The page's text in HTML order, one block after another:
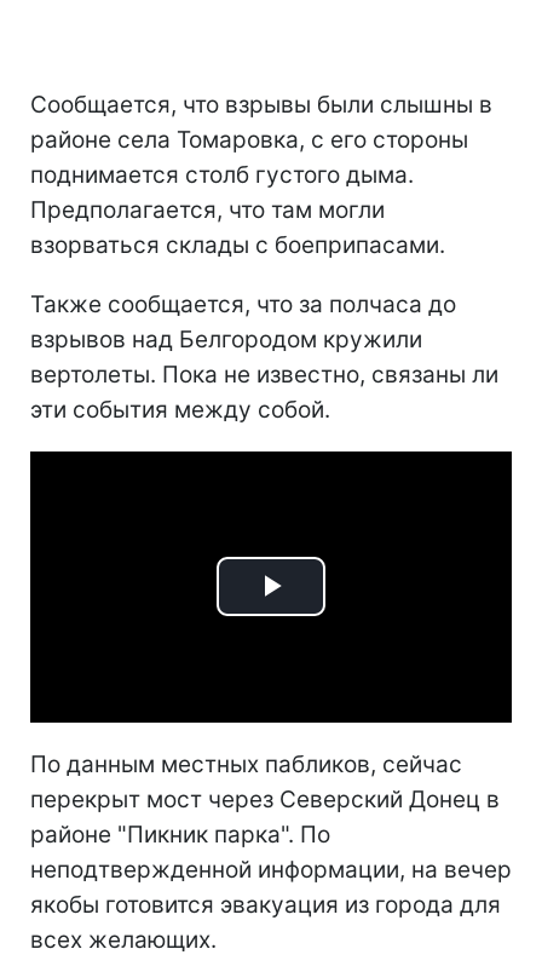
Сообщается, что взрывы были слышны в
районе села Томаровка, с его стороны
поднимается столб густого дыма.
Предполагается, что там могли
взорваться склады с боеприпасами.
Также сообщается, что за полчаса до
взрывов над Белгородом кружили
вертолеты. Пока не известно, связаны ли
эти события между собой.
Play
По данным местных пабликов, сейчас
перекрыт мост через Северский Донец в
районе "Пикник парка". По
неподтвержденной информации, на вечер
якобы готовится эвакуация из города для
всех желающих.